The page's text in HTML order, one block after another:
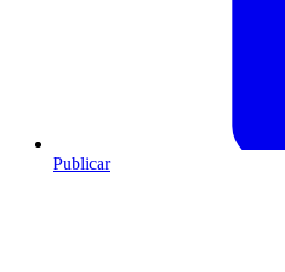
Publicar